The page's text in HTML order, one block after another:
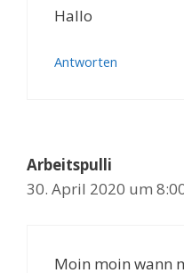
Hallo
Antworten
Arbeitspulli
30. April 2020 um
Moin moin wann